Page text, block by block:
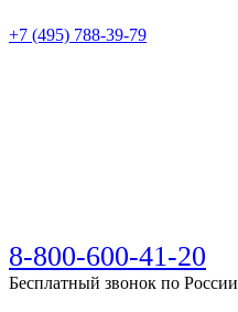
+7 (495) 788-39-79
8-800-600-41-20
Бесплатный звонок по России